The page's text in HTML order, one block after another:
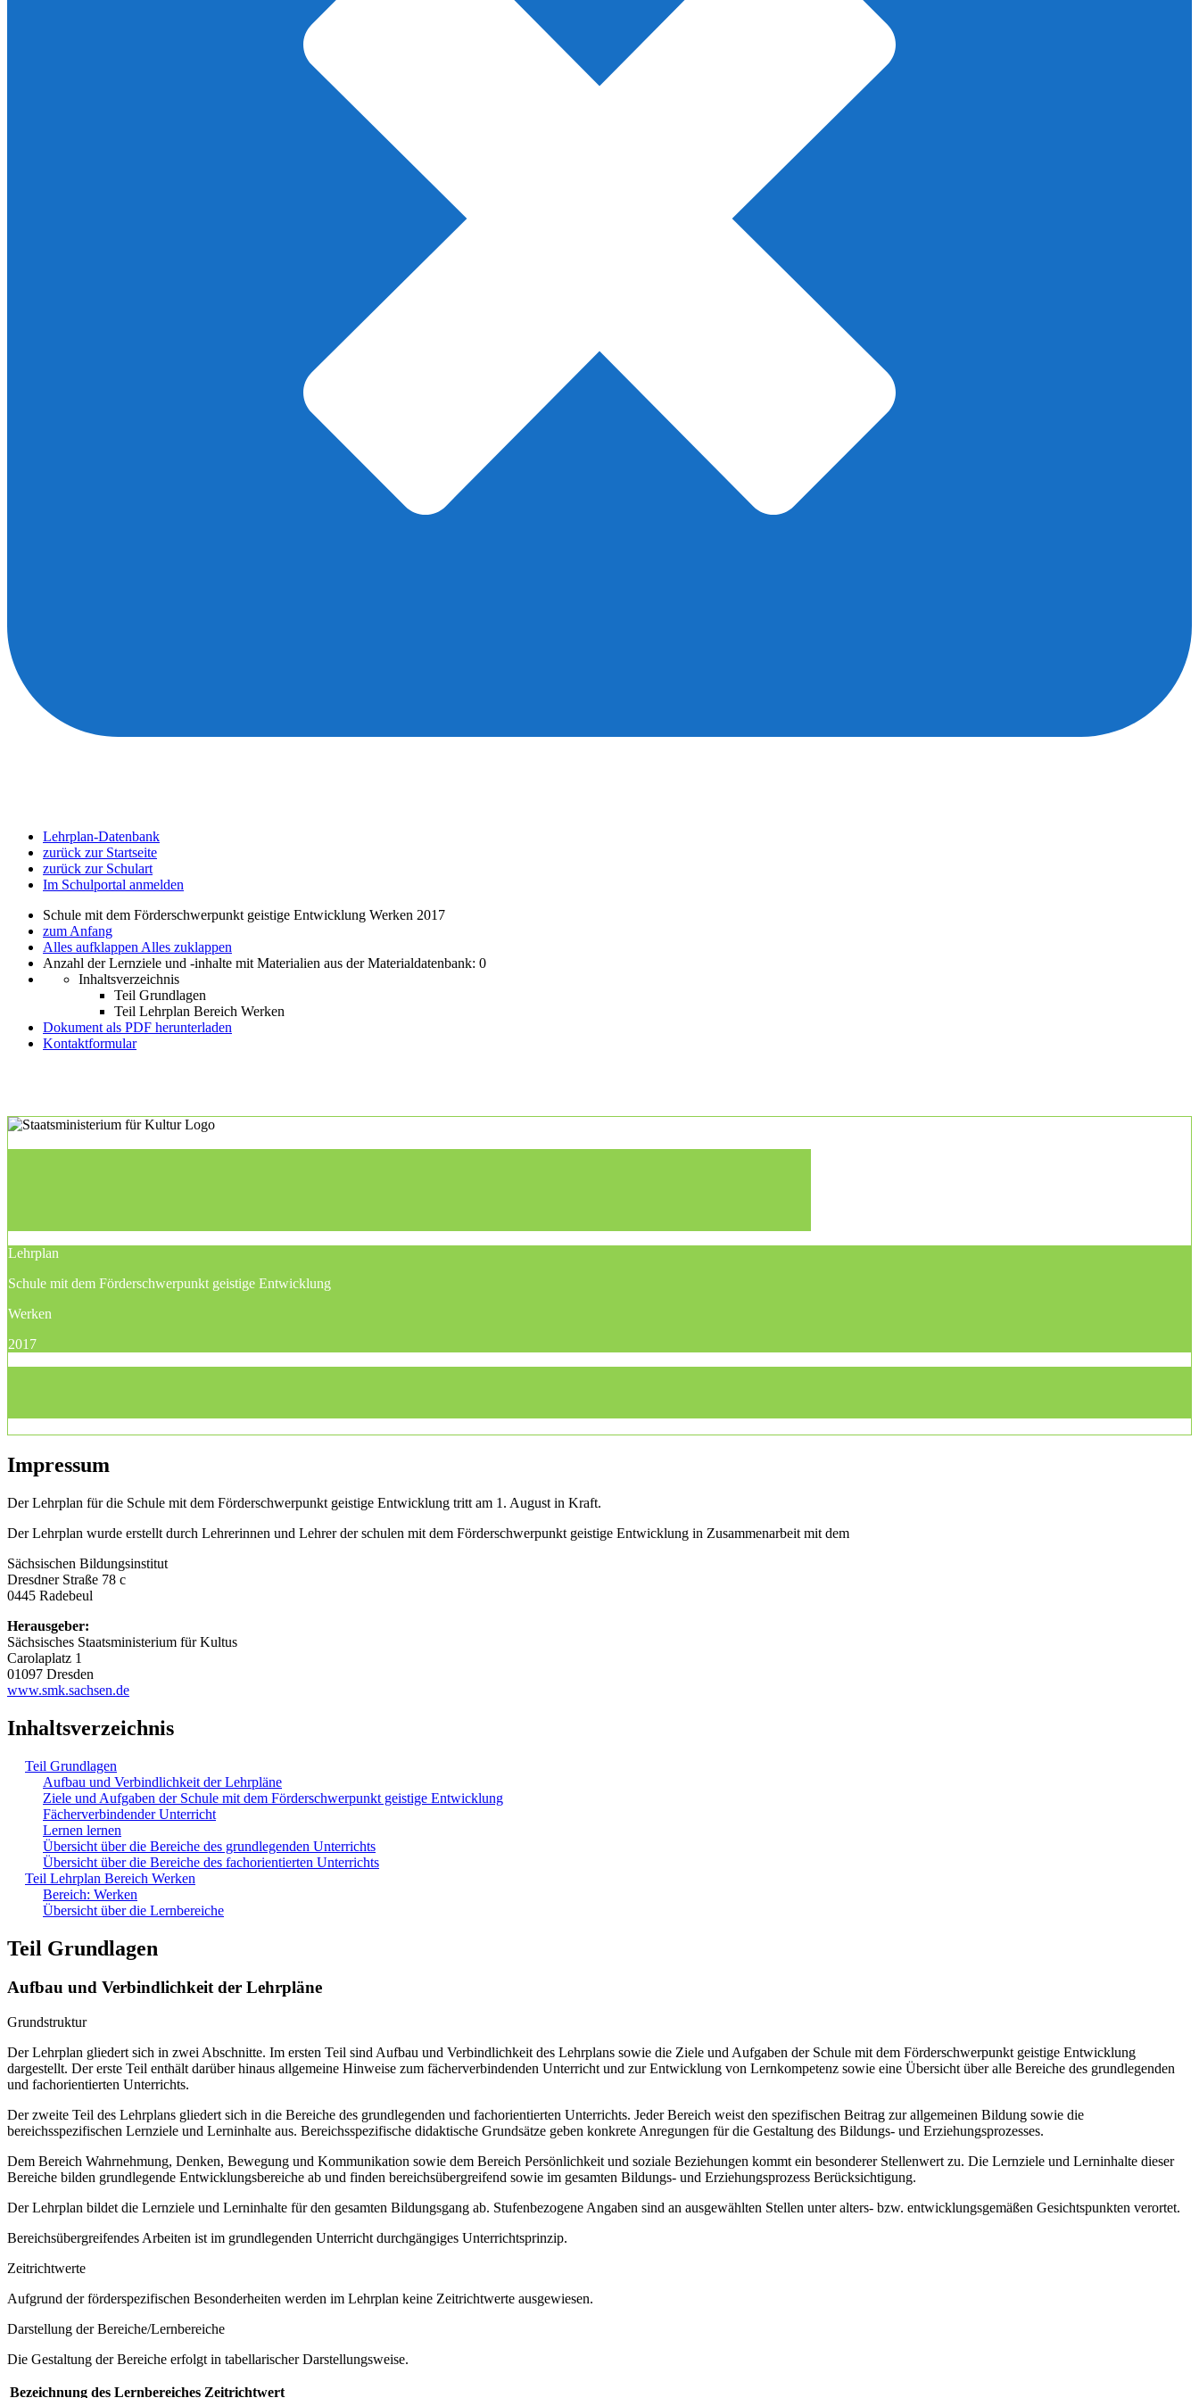
Lehrplan-Datenbank
zurück zur Startseite
zurück zur Schulart
Im Schulportal anmelden
Schule mit dem Förderschwerpunkt geistige Entwicklung Werken 2017
zum Anfang
Alles aufklappen Alles zuklappen
Anzahl der Lernziele und -inhalte mit Materialien aus der Materialdatenbank: 0
Inhaltsverzeichnis
Teil Grundlagen
Teil Lehrplan Bereich Werken
Dokument als PDF herunterladen
Kontaktformular
Lehrplan
Schule mit dem Förderschwerpunkt geistige Entwicklung
Werken
2017
Impressum
Der Lehrplan für die Schule mit dem Förderschwerpunkt geistige Entwicklung tritt am 1. August in Kraft.
Der Lehrplan wurde erstellt durch Lehrerinnen und Lehrer der schulen mit dem Förderschwerpunkt geistige Entwicklung in Zusammenarbeit mit dem
Sächsischen Bildungsinstitut
Dresdner Straße 78 c
0445 Radebeul
Herausgeber:
Sächsisches Staatsministerium für Kultus
Carolaplatz 1
01097 Dresden
www.smk.sachsen.de
Inhaltsverzeichnis
Teil Grundlagen
Aufbau und Verbindlichkeit der Lehrpläne
Ziele und Aufgaben der Schule mit dem Förderschwerpunkt geistige Entwicklung
Fächerverbindender Unterricht
Lernen lernen
Übersicht über die Bereiche des grundlegenden Unterrichts
Übersicht über die Bereiche des fachorientierten Unterrichts
Teil Lehrplan Bereich Werken
Bereich: Werken
Übersicht über die Lernbereiche
Teil Grundlagen
Aufbau und Verbindlichkeit der Lehrpläne
Grundstruktur
Der Lehrplan gliedert sich in zwei Abschnitte. Im ersten Teil sind Aufbau und Verbindlichkeit des Lehrplans sowie die Ziele und Aufgaben der Schule mit dem Förderschwerpunkt geistige Entwicklung
dargestellt. Der erste Teil enthält darüber hinaus allgemeine Hinweise zum fächerverbindenden Unterricht und zur Entwicklung von Lernkompetenz sowie eine Übersicht über alle Bereiche des grundlegenden
und fachorientierten Unterrichts.
Der zweite Teil des Lehrplans gliedert sich in die Bereiche des grundlegenden und fachorientierten Unterrichts. Jeder Bereich weist den spezifischen Beitrag zur allgemeinen Bildung sowie die
bereichsspezifischen Lernziele und Lerninhalte aus. Bereichsspezifische didaktische Grundsätze geben konkrete Anregungen für die Gestaltung des Bildungs- und Erziehungsprozesses.
Dem Bereich Wahrnehmung, Denken, Bewegung und Kommunikation sowie dem Bereich Persönlichkeit und soziale Beziehungen kommt ein besonderer Stellenwert zu. Die Lernziele und Lerninhalte dieser
Bereiche bilden grundlegende Entwicklungsbereiche ab und finden bereichsübergreifend sowie im gesamten Bildungs- und Erziehungsprozess Berücksichtigung.
Der Lehrplan bildet die Lernziele und Lerninhalte für den gesamten Bildungsgang ab. Stufenbezogene Angaben sind an ausgewählten Stellen unter alters- bzw. entwicklungsgemäßen Gesichtspunkten verortet.
Bereichsübergreifendes Arbeiten ist im grundlegenden Unterricht durchgängiges Unterrichtsprinzip.
Zeitrichtwerte
Aufgrund der förderspezifischen Besonderheiten werden im Lehrplan keine Zeitrichtwerte ausgewiesen.
Darstellung der Bereiche/Lernbereiche
Die Gestaltung der Bereiche erfolgt in tabellarischer Darstellungsweise.
Bezeichnung des Lernbereiches Zeitrichtwert